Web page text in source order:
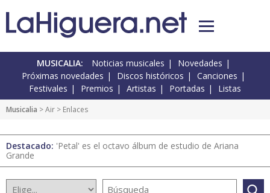
MUSICALIA: Noticias musicales
Novedades
Próximas novedades
Discos históricos
Canciones
Festivales
Premios Artistas Portadas Listas
Musicalia >Air > Enlaces
Destacado: 'Petal' es el octavo álbum de estudio de Ariana
Grande